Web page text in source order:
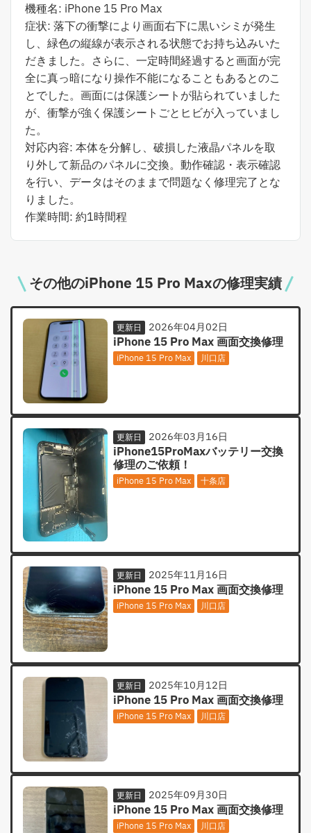
機種名: iPhone 15 Pro Max
症状: 落下の衝撃により画面右下に黒いシミが発生
し、緑色の縦線が表示される状態でお持ち込みいた
だきました。さらに、一定時間経過すると画面が完
全に真っ暗になり操作不能になることもあるとのこ
とでした。画面には保護シートが貼られていました
が、衝撃が強く保護シートごとヒビが入っていまし
た。
対応内容: 本体を分解し、破損した液晶パネルを取
り外して新品のパネルに交換。動作確認・表示確認
を行い、データはそのままで問題なく修理完了とな
りました。
作業時間: 約1時間程
その他のiPhone 15 Pro Maxの修理実績
更新日 2026年04月02日
iPhone 15 Pro Max 画面交換修理
iPhone 15 Pro Max 川口店
更新日 2026年03月16日
iPhone15ProMaxバッテリー交換
修理のご依頼！
iPhone 15 Pro Max 十条店
更新日 2025年11月16日
iPhone 15 Pro Max 画面交換修理
iPhone 15 Pro Max 川口店
更新日 2025年10月12日
iPhone 15 Pro Max 画面交換修理
iPhone 15 Pro Max 川口店
更新日 2025年09月30日
iPhone 15 Pro Max 画面交換修理
iPhone 15 Pro Max 川口店